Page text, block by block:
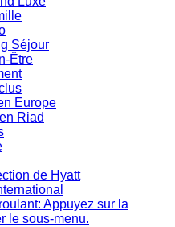
Séjour
Être
Europe
Riad
de Hyatt
Appuyez sur la
le sous-menu.